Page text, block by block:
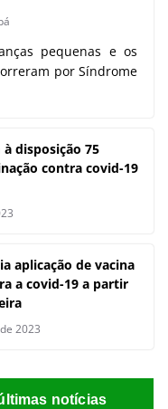
pequenas e os
por Síndrome
disposição 75
contra covid-19
aplicação de vacina
a covid-19 a partir
2023
notícias